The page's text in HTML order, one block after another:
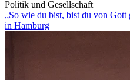
Politik und Gesellschaft
„So wie du bist, bist du von Gott
in Hamburg